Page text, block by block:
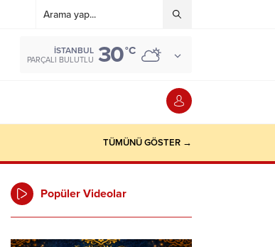
İSTANBUL
PARÇALI BULUTLU 30°C
TÜMÜNÜ GÖSTER →
Popüler Videolar